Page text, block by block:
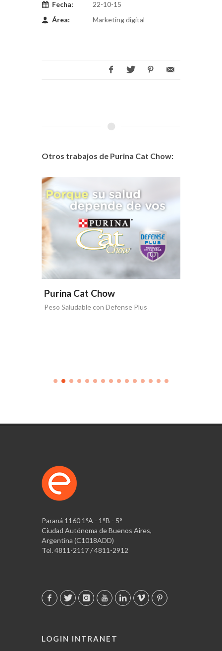
Fecha:
22-10-15
Área:
Marketing digital
Otros trabajos de Purina Cat Chow:
Purina Cat Chow
Peso Saludable con Defense Plus
Paraná 1160 1°A - 1°B - 5°
Ciudad Autónoma de Buenos Aires,
Argentina (C1018ADD)
Tel. 4811-2117 / 4811-2912
LOGIN INTRANET